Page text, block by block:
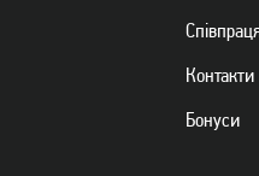
Контакти
Бонуси